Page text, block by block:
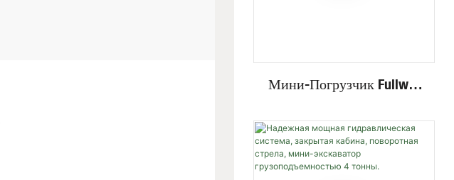
Мини-Погрузчик Fullwin
Приводом И Колесной/
Гусеничной Платформой,
По Лучшей Цене, С